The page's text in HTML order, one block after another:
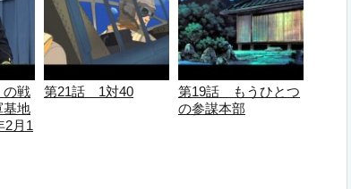
の戦
基地
2月1
第21話 1対40
第19話 もうひとつ
の参謀本部